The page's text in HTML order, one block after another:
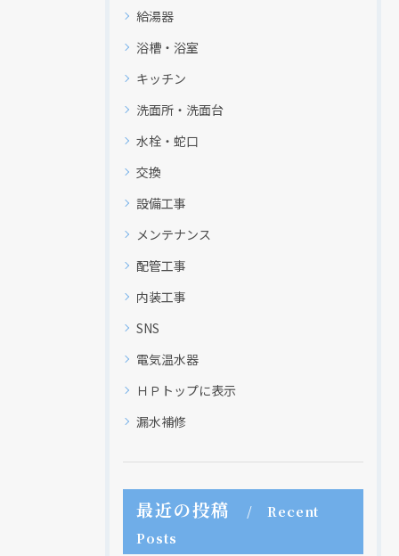
給湯器
浴槽・浴室
キッチン
洗面所・洗面台
水栓・蛇口
交換
設備工事
メンテナンス
配管工事
内装工事
SNS
電気温水器
ＨＰトップに表示
漏水補修
最近の投稿
Recent
Posts